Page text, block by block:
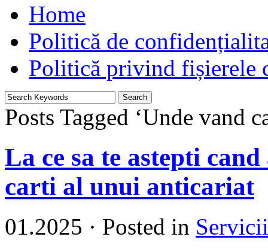
Home
Politică de
Politică privind fișierele
Posts Tagged ‘Unde vand
La ce sa te astepti
carti al unui anticariat
01.2025 · Posted in